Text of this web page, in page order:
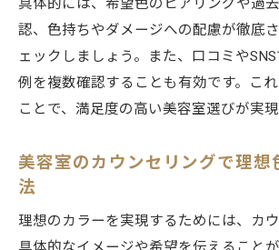
具体的には、希望色のヒアリングや過
認、色持ちやダメージへの配慮が徹底
ェックしましょう。また、口コミや
例を複数確認することも有効です。こ
ことで、満足度の高い美容室選びが実現
美容室のカウンセリングで理想
法
理想のカラーを実現するためには、カ